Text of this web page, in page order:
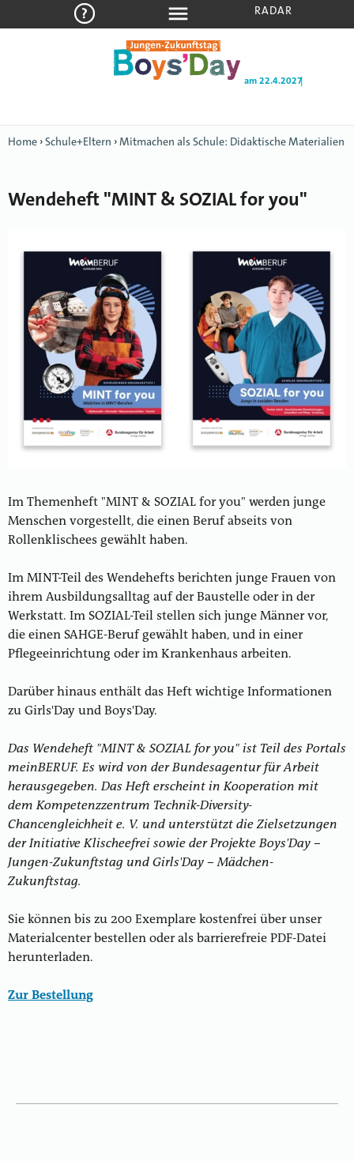
am 22.4.2027|
RADAR
Home ›Schule+Eltern ›Mitmachen als Schule: Didaktische Materialien
Wendeheft "MINT & SOZIAL for you"
Im Themenheft "MINT & SOZIAL for you" werden junge
Menschen vorgestellt, die einen Beruf abseits von
Rollenklischees gewählt haben.
Im MINT-Teil des Wendehefts berichten junge Frauen von
ihrem Ausbildungsalltag auf der Baustelle oder in der
Werkstatt. Im SOZIAL-Teil stellen sich junge Männer vor,
die einen SAHGE-Beruf gewählt haben, und in einer
Pflegeeinrichtung oder im Krankenhaus arbeiten.
Darüber hinaus enthält das Heft wichtige Informationen
zu Girls'Day und Boys'Day.
Das Wendeheft "MINT & SOZIAL for you" ist Teil des Portals
meinBERUF. Es wird von der Bundesagentur für Arbeit
herausgegeben. Das Heft erscheint in Kooperation mit
dem Kompetenzzentrum Technik-Diversity-
Chancengleichheit e. V. und unterstützt die Zielsetzungen
der Initiative Klischeefrei sowie der Projekte Boys'Day –
Jungen-Zukunftstag und Girls'Day – Mädchen-
Zukunftstag.
Sie können bis zu 200 Exemplare kostenfrei über unser
Materialcenter bestellen oder als barrierefreie PDF-Datei
herunterladen.
Zur Bestellung